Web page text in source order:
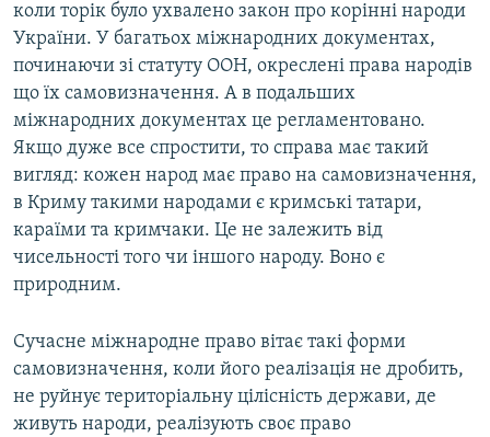
коли торік було ухвалено закон про корінні народи
України. У багатьох міжнародних документах,
починаючи зі статуту ООН, окреслені права народів
що їх самовизначення. А в подальших
міжнародних документах це регламентовано.
Якщо дуже все спростити, то справа має такий
вигляд: кожен народ має право на самовизначення,
в Криму такими народами є кримські татари,
караїми та кримчаки. Це не залежить від
чисельності того чи іншого народу. Воно є
природним.
Сучасне міжнародне право вітає такі форми
самовизначення, коли його реалізація не дробить,
не руйнує територіальну цілісність держави, де
живуть народи, реалізують своє право